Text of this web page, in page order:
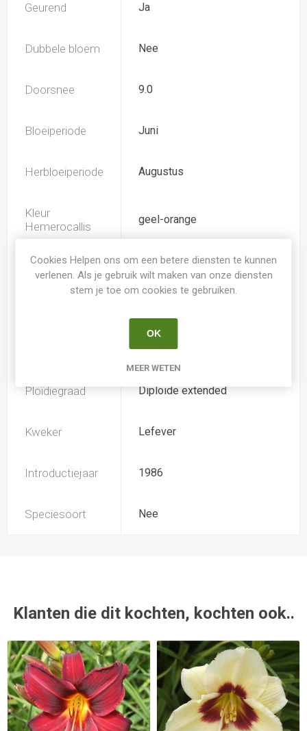
Geurend Ja
Dubbele bloem Nee
Doorsnee 9.0
Bloeiperiode Juni
Herbloeiperiode Augustus
Kleur
Hemerocallis
geel-orange
Spider Nee
Hemerocallis
Ploïdiegraad Diploide extended
Kweker Lefever
Introductiejaar 1986
Speciesoort Nee
Klanten die dit kochten, kochten ook..
Cookies Helpen ons om een betere diensten te kunnen
verlenen. Als je gebruik wilt maken van onze diensten
stem je toe om cookies te gebruiken.
OK
MEER WETEN